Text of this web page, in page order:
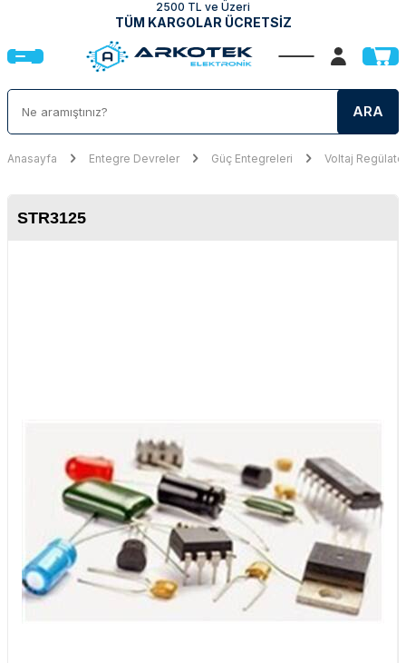
2500 TL ve Üzeri
TÜM KARGOLAR ÜCRETSİZ
ARA
Anasayfa Entegre Devreler Güç Entegreleri Voltaj
STR3125